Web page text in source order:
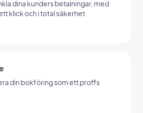
dina kunders betalningar, med
klick och i total säkerhet
din bokföring som ett proffs